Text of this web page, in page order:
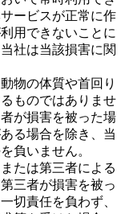
ービスが正常に作
用できないことに
社は当該損害に関
物の体質や首回り
ものではありませ
が損害を被った場
る場合を除き、当
負いません。
たは第三者による
三者が損害を被っ
切責任を負わず、